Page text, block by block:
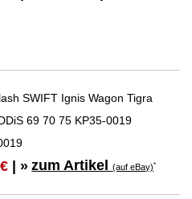
SWIFT Ignis Wagon Tigra
69 70 75 KP35-0019
| » zum Artikel(auf eBay)*